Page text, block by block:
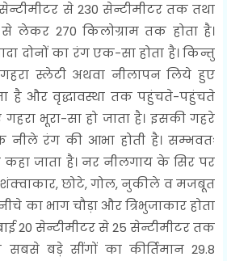
से 230 सेन्टीमीटर तक तथा
लेकर 270 किलोग्राम तक होता है।
दोनों का रंग एक-सा होता है। किन्तु
स्लेटी अथवा नीलापन लिये हुए
है और वृद्धावस्था तक पहुंचते-पहुंचते
भूरा-सा हो जाता है। इसकी गहरे
नीले रंग की आभा होती है। सम्भवतः
जाता है। नर नीलगाय के सिर पर
छोटे, गोल, नुकीले व मजबूत
का भाग चौड़ा और त्रिभुजाकार होता
20 सेन्टीमीटर से 25 सेन्टीमीटर तक
बड़े सींगों का कीर्तिमान 29.8